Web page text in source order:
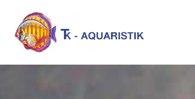
Inhalt
springen